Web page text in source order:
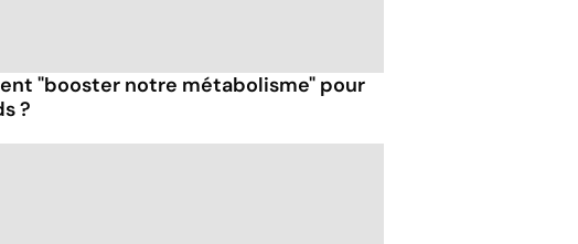
"booster notre métabolisme" pour
?